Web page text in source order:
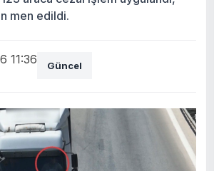
men edildi.
11:36 Güncel